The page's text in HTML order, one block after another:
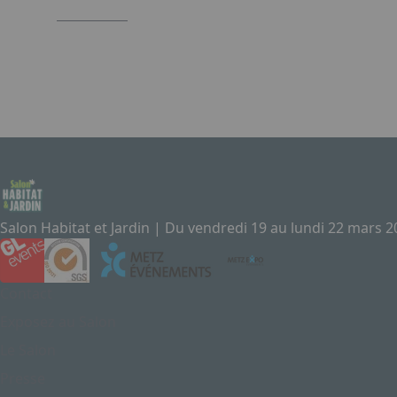
Salon Habitat et Jardin | Du vendredi 19 au lundi 22 mars